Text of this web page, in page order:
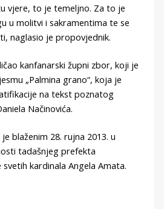
vjere, to je temeljno. Za to je
u molitvi i sakramentima te se
naglasio je propovjednik.
kanfanarski župni zbor, koji je
„Palmina grano“, koja je
na tekst poznatog
Načinovića.
blaženim 28. rujna 2013. u
tadašnjeg prefekta
kardinala Angela Amata.